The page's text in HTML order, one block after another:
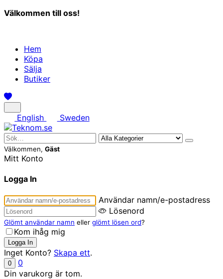
Välkommen till oss!
Hem
Köpa
Sälja
Butiker
English Sweden
Välkommen, Gäst
Mitt Konto
Logga In
Användar namn/e-postadress
Lösenord
Glömt användar namn eller glömt lösen ord?
Kom ihåg mig
Inget Konto? Skapa ett.
0
0
Din varukorg är tom.